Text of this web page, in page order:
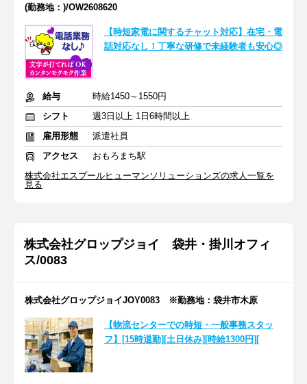
(勤務地：)/OW2608620
【時短家電に関するチャット対応】在宅・電
話対応なし！丁寧な研修で未経験者も安心◎
給与
時給1450～1550円
シフト
週3日以上 1日6時間以上
雇用形態
派遣社員
アクセス
おもろまち駅
株式会社エスプールヒューマンソリューションズの求人一覧を
見る
株式会社グロップジョイ 袋井・掛川オフィ
ス/0083
株式会社グロップジョイJOY0083 ※勤務地：袋井市木原
【物流センターでの時短・一般事務スタッ
フ】[15時退勤][土日休み][時給1300円][